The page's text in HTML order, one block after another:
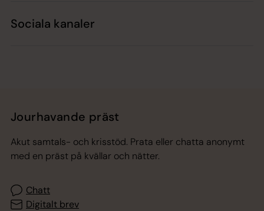
Sociala kanaler
Jourhavande präst
Akut samtals- och krisstöd. Prata eller chatta anonymt
med en präst på kvällar och nätter.
Chatt
Digitalt brev